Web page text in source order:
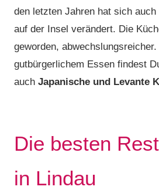
den letzten Jahren hat sich
auf der Insel verändert. Die
geworden, abwechslungsreicher.
gutbürgerlichem Essen findest
auch Japanische und Levante
Die besten
in Lindau